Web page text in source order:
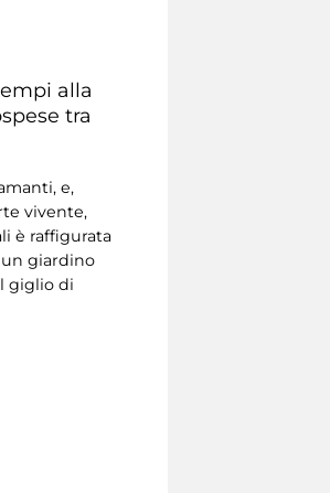
alla
tra
e,
vivente,
è raffigurata
giardino
giglio di